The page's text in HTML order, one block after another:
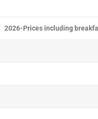
2026-Prices including